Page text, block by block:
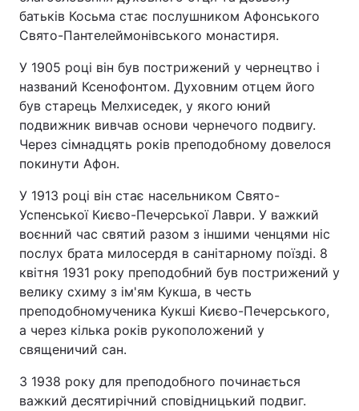
батьків Косьма стає послушником Афонського
Свято-Пантелеймонівського монастиря.
У 1905 році він був пострижений у чернецтво і
названий Ксенофонтом. Духовним отцем його
був старець Мелхиседек, у якого юний
подвижник вивчав основи чернечого подвигу.
Через сімнадцять років преподобному довелося
покинути Афон.
У 1913 році він стає насельником Свято-
Успенської Києво-Печерської Лаври. У важкий
воєнний час святий разом з іншими ченцями ніс
послух брата милосердя в санітарному поїзді. 8
квітня 1931 року преподобний був пострижений у
велику схиму з ім'ям Кукша, в честь
преподобномученика Кукші Києво-Печерського,
а через кілька років рукоположений у
священичий сан.
З 1938 року для преподобного починається
важкий десятирічний сповідницький подвиг.